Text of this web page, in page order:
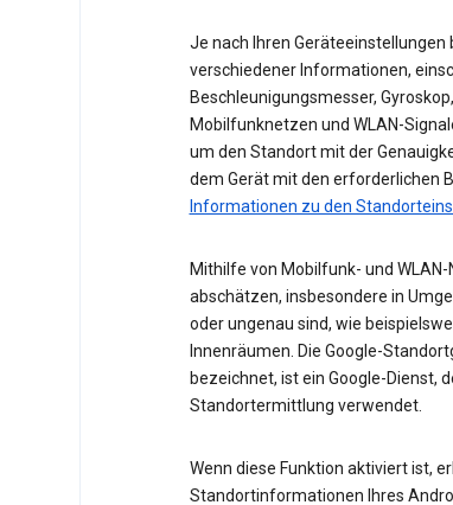
Je nach Ihren
verschiedener Informationen,
Beschleunigungsmesser,
Mobilfunknetzen und WLAN-
um den Standort mit der
dem Gerät mit den erforderlichen
Informationen zu den
Mithilfe von Mobilfunk- und
abschätzen, insbesondere in
oder ungenau sind, wie
Innenräumen. Die Google-
bezeichnet, ist ein Google-Dienst,
Standortermittlung verwendet.
Wenn diese Funktion aktiviert ist,
Standortinformationen Ihres